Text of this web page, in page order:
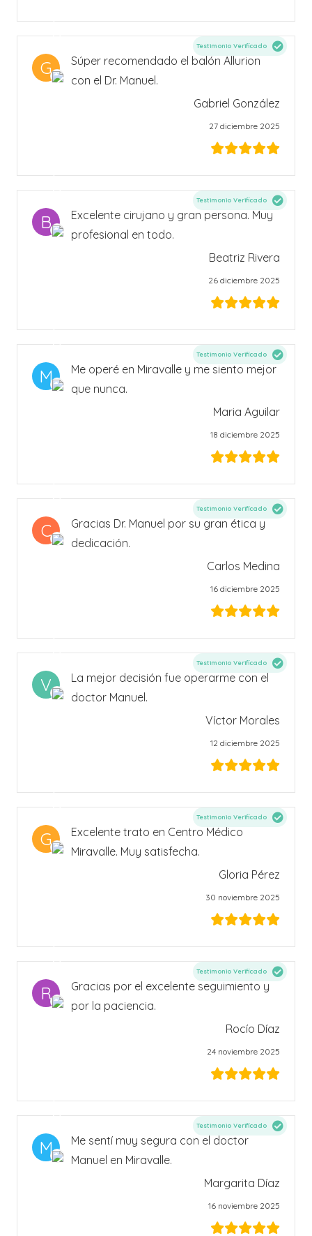
G
Súper recomendado el balón Allurion
con el Dr. Manuel.
Testimonio Verificado
Gabriel González
27 diciembre 2025
B
Excelente cirujano y gran persona. Muy
profesional en todo.
Testimonio Verificado
Beatriz Rivera
26 diciembre 2025
M
Me operé en Miravalle y me siento mejor
que nunca.
Testimonio Verificado
Maria Aguilar
18 diciembre 2025
C
Gracias Dr. Manuel por su gran ética y
dedicación.
Testimonio Verificado
Carlos Medina
16 diciembre 2025
V
La mejor decisión fue operarme con el
doctor Manuel.
Testimonio Verificado
Víctor Morales
12 diciembre 2025
G
Excelente trato en Centro Médico
Miravalle. Muy satisfecha.
Testimonio Verificado
Gloria Pérez
30 noviembre 2025
R
Gracias por el excelente seguimiento y
por la paciencia.
Testimonio Verificado
Rocío Díaz
24 noviembre 2025
M
Me sentí muy segura con el doctor
Manuel en Miravalle.
Testimonio Verificado
Margarita Díaz
16 noviembre 2025